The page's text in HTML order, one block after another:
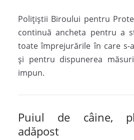
Polițiștii Biroului pentru
continuă ancheta pentru a
toate împrejurările în care s-
și pentru dispunerea
impun.
Puiul de câine,
adăpost